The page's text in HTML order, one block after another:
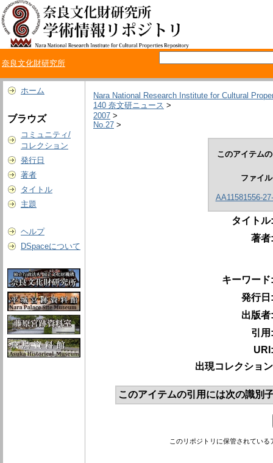
奈良文化財研究所
ホーム
ブラウズ
コミュニティ/
コレクション
発行日
著者
タイトル
主題
ヘルプ
DSpaceについて
Nara National Research Institute for Cultural
140 奈文研ニュース >
2007 >
No.27 >
このアイテム
ファイル
AA11581556-
タイト
著
キーワー
発行
出版
引
出現コレクショ
このアイテムの引用には次の識別
このリポジトリに保管されてい